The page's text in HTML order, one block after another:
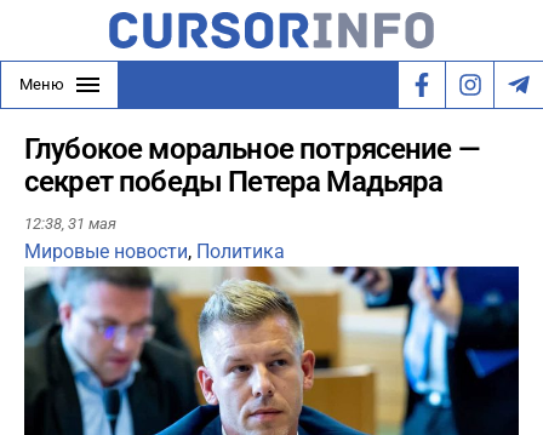
Меню
Глубокое моральное потрясение —
секрет победы Петера Мадьяра
12:38, 31 мая
Мировые новости, Политика